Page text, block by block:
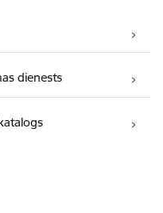
dienests